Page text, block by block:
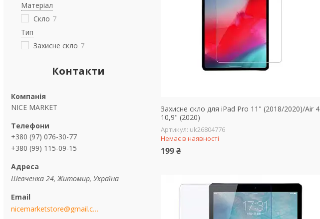
Матеріал
Скло 7
Тип
Захисне скло 7
Контакти
NICE MARKET
+380 (97) 076-30-77
+380 (99) 115-09-15
Шевченка 24, Житомир, Україна
nicemarketstore@gmail.com
Захисне скло для iPad Pro 11" (2018/2020)/Air 4
10,9" (2020)
uk26804776
Немає в наявності
199 ₴